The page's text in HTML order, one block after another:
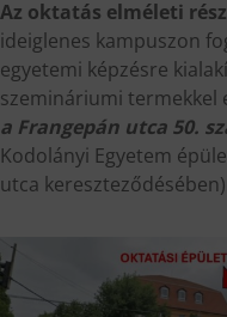
Az oktatás elméleti
ideiglenes kampuszon
egyetemi képzésre
szemináriumi termekkel
a Frangepán utca 50.
Kodolányi Egyetem
utca